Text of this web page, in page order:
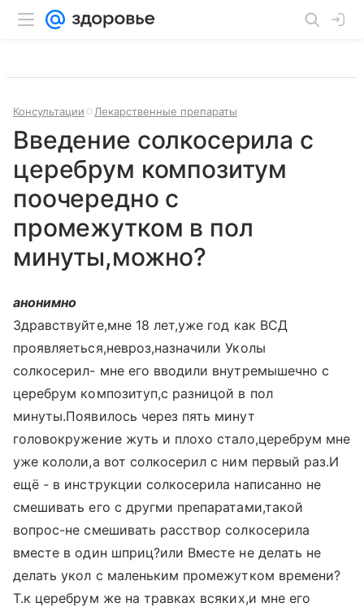
Консультации Лекарственные препараты
Введение солкосерила с
церебрум композитум
поочередно с
промежутком в пол
минуты,можно?
анонимно
Здравствуйте,мне 18 лет,уже год как ВСД
проявляеться,невроз,назначили Уколы
солкосерил- мне его вводили внутремышечно с
церебрум композитуп,с разницой в пол
минуты.Появилось через пять минут
головокружение жуть и плохо стало,церебрум мне
уже кололи,а вот солкосерил с ним первый раз.И
ещё - в инструкции солкосерила написанно не
смешивать его с другми препаратами,такой
вопрос-не смешивать расствор солкосерила
вместе в один шприц?или Вместе не делать не
делать укол с маленьким промежутком времени?
Т.к церебрум же на травках всяких,и мне его